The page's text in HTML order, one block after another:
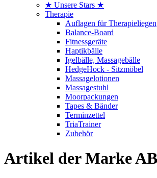
★ Unsere Stars ★
Therapie
Auflagen für Therapieliegen
Balance-Board
Fitnessgeräte
Haptikbälle
Igelbälle, Massagebälle
HedgeHock - Sitzmöbel
Massagelotionen
Massagestuhl
Moorpackungen
Tapes & Bänder
Terminzettel
TriaTrainer
Zubehör
Artikel der Marke